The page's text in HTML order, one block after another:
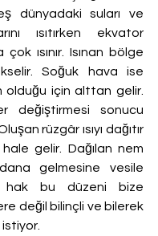
dünyadaki suları ve
ısıtırken ekvator
ısınır. Isınan bölge
Soğuk hava ise
olduğu için alttan gelir.
değiştirmesi sonucu
rüzgâr ısıyı dağıtır
hale gelir. Dağılan nem
gelmesine vesile
hak bu düzeni bize
değil bilinçli ve bilerek